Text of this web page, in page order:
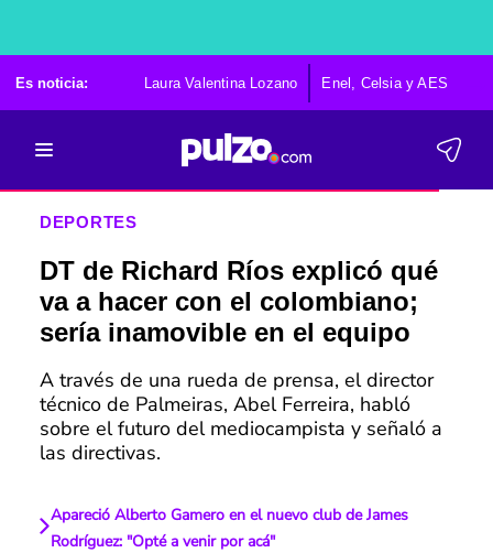
Es noticia: Laura Valentina Lozano Enel, Celsia y AES
DEPORTES
DT de Richard Ríos explicó qué
va a hacer con el colombiano;
sería inamovible en el equipo
A través de una rueda de prensa, el director
técnico de Palmeiras, Abel Ferreira, habló
sobre el futuro del mediocampista y señaló a
las directivas.
Apareció Alberto Gamero en el nuevo club de James
Rodríguez: "Opté a venir por acá"